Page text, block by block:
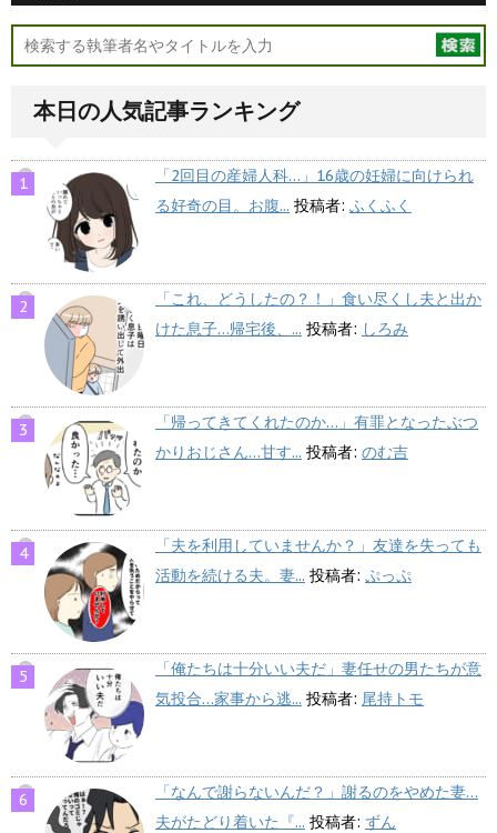
本日の人気記事ランキング
「2回目の産婦人科…」16歳の妊婦に向けられ
る好奇の目。お腹... 投稿者: ふくふく
「これ、どうしたの？！」食い尽くし夫と出か
けた息子…帰宅後、... 投稿者: しろみ
「帰ってきてくれたのか…」有罪となったぶつ
かりおじさん…甘す... 投稿者: のむ吉
「夫を利用していませんか？」友達を失っても
活動を続ける夫。妻... 投稿者: ぷっぷ
「俺たちは十分いい夫だ」妻任せの男たちが意
気投合…家事から逃... 投稿者: 尾持トモ
「なんで謝らないんだ？」謝るのをやめた妻…
夫がたどり着いた『... 投稿者: ずん